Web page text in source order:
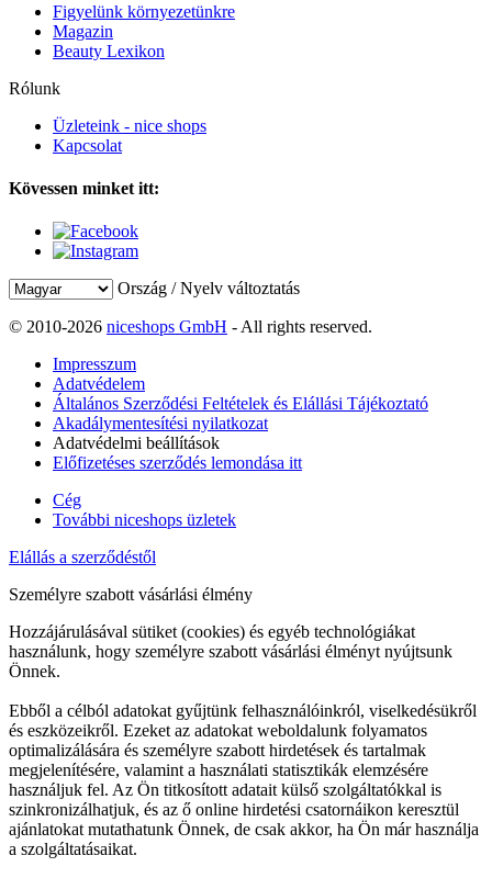
Figyelünk környezetünkre
Magazin
Beauty Lexikon
Rólunk
Üzleteink - nice shops
Kapcsolat
Kövessen minket itt:
Ország / Nyelv változtatás
© 2010-2026 niceshops GmbH - All rights reserved.
Impresszum
Adatvédelem
Általános Szerződési Feltételek és Elállási Tájékoztató
Akadálymentesítési nyilatkozat
Adatvédelmi beállítások
Előfizetéses szerződés lemondása itt
Cég
További niceshops üzletek
Elállás a szerződéstől
Személyre szabott vásárlási élmény
Hozzájárulásával sütiket (cookies) és egyéb technológiákat
használunk, hogy személyre szabott vásárlási élményt nyújtsunk
Önnek.
Ebből a célból adatokat gyűjtünk felhasználóinkról, viselkedésükről
és eszközeikről. Ezeket az adatokat weboldalunk folyamatos
optimalizálására és személyre szabott hirdetések és tartalmak
megjelenítésére, valamint a használati statisztikák elemzésére
használjuk fel. Az Ön titkosított adatait külső szolgáltatókkal is
szinkronizálhatjuk, és az ő online hirdetési csatornáikon keresztül
ajánlatokat mutathatunk Önnek, de csak akkor, ha Ön már használja
a szolgáltatásaikat.